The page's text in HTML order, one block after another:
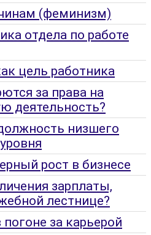
(феминизм)
отдела по работе
цель работника
за права на
деятельность?
низшего
рост в бизнесе
зарплаты,
лестнице?
за карьерой